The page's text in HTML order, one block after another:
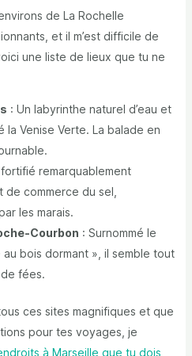
de La Rochelle
et il m’est difficile de
une liste de lieux que tu ne
: Un labyrinthe naturel d’eau et
la Venise Verte. La balade en
remarquablement
commerce du sel,
les marais.
Courbon : Surnommé le
bois dormant », il semble tout
fées.
ces sites magnifiques et que
pour tes voyages, je
à Marseille que tu dois